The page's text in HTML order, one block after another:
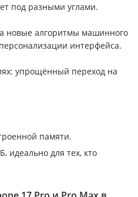
под разными углами.
новые алгоритмы машинного
интерфейса.
упрощённый переход на
памяти.
идеально для тех, кто